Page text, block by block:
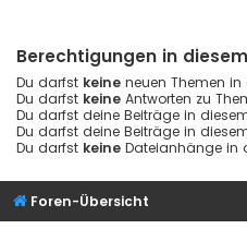
Berechtigungen in
Du darfst keine neuen Themen in
Du darfst keine Antworten zu
Du darfst deine Beiträge in
Du darfst deine Beiträge in
Du darfst keine Dateianhänge in
Foren-Übersicht